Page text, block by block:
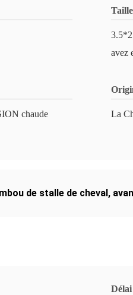
avez
chaude
La
de stalle de cheval,